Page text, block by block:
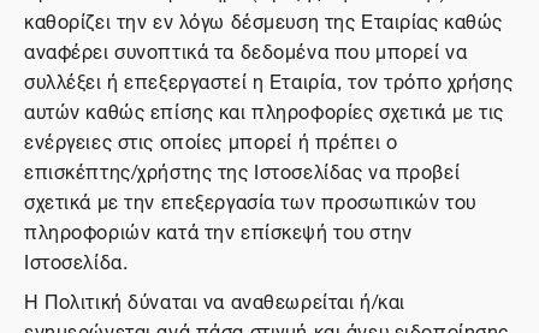
καθορίζει την εν λόγω δέσμευση της Εταιρίας καθώς
αναφέρει συνοπτικά τα δεδομένα που μπορεί να
συλλέξει ή επεξεργαστεί η Εταιρία, τον τρόπο χρήσης
αυτών καθώς επίσης και πληροφορίες σχετικά με τις
ενέργειες στις οποίες μπορεί ή πρέπει ο
επισκέπτης/χρήστης της Ιστοσελίδας να προβεί
σχετικά με την επεξεργασία των προσωπικών του
πληροφοριών κατά την επίσκεψή του στην
Ιστοσελίδα.
Η Πολιτική δύναται να αναθεωρείται ή/και